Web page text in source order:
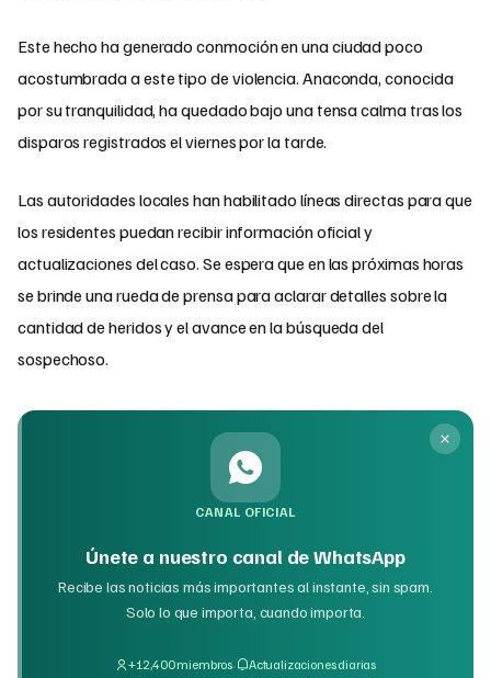
Este hecho ha generado conmoción en una ciudad poco
acostumbrada a este tipo de violencia. Anaconda, conocida
por su tranquilidad, ha quedado bajo una tensa calma tras los
disparos registrados el viernes por la tarde.
Las autoridades locales han habilitado líneas directas para que
los residentes puedan recibir información oficial y
actualizaciones del caso. Se espera que en las próximas horas
se brinde una rueda de prensa para aclarar detalles sobre la
cantidad de heridos y el avance en la búsqueda del
sospechoso.
CANAL OFICIAL
Únete a nuestro canal de WhatsApp
Recibe las noticias más importantes al instante, sin spam.
Solo lo que importa, cuando importa.
+12,400 miembros· Actualizaciones diarias